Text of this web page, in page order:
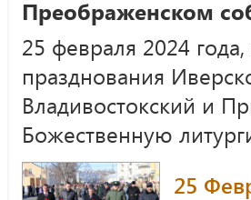
Преображенском
25 февраля 2024
празднования
Владивостокский и
Божественную
25